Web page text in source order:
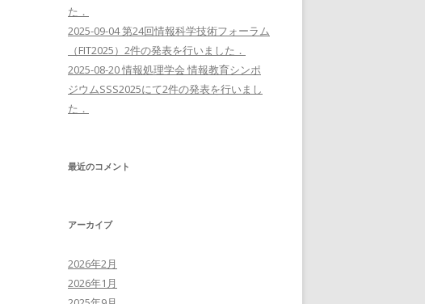
た．
2025-09-04 第24回情報科学技術フォーラム
（FIT2025）2件の発表を行いました．
2025-08-20 情報処理学会 情報教育シンポ
ジウムSSS2025にて2件の発表を行いまし
た．
最近のコメント
アーカイブ
2026年2月
2026年1月